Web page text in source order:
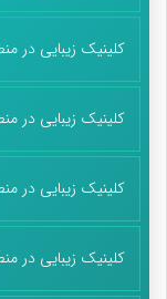
کلینیک زیبایی در
کلینیک زیبایی در
کلینیک زیبایی در
کلینیک زیبایی در